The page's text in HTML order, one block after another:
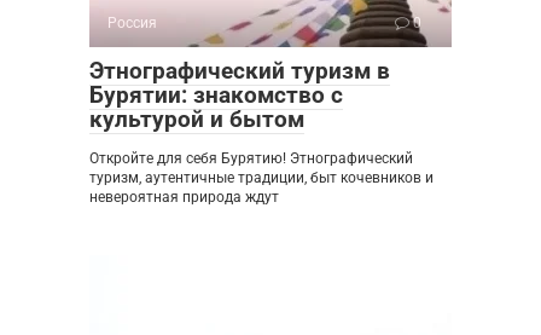
Россия 0
Этнографический туризм в
Бурятии: знакомство с
культурой и бытом
Откройте для себя Бурятию! Этнографический
туризм, аутентичные традиции, быт кочевников и
невероятная природа ждут